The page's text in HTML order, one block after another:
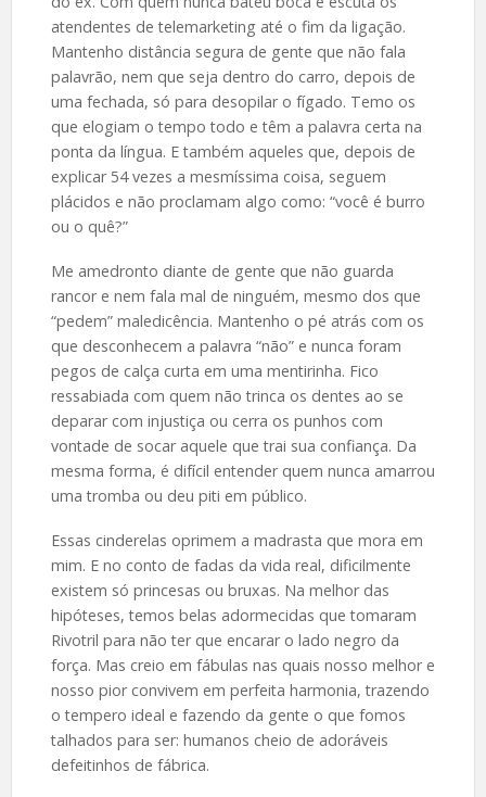
atendentes de telemarketing até o fim da ligação.
Mantenho distância segura de gente que não fala
palavrão, nem que seja dentro do carro, depois de
uma fechada, só para desopilar o fígado. Temo os
que elogiam o tempo todo e têm a palavra certa na
ponta da língua. E também aqueles que, depois de
explicar 54 vezes a mesmíssima coisa, seguem
plácidos e não proclamam algo como: “você é burro
ou o quê?”
Me amedronto diante de gente que não guarda
rancor e nem fala mal de ninguém, mesmo dos que
“pedem” maledicência. Mantenho o pé atrás com os
que desconhecem a palavra “não” e nunca foram
pegos de calça curta em uma mentirinha. Fico
ressabiada com quem não trinca os dentes ao se
deparar com injustiça ou cerra os punhos com
vontade de socar aquele que trai sua confiança. Da
mesma forma, é difícil entender quem nunca amarrou
uma tromba ou deu piti em público.
Essas cinderelas oprimem a madrasta que mora em
mim. E no conto de fadas da vida real, dificilmente
existem só princesas ou bruxas. Na melhor das
hipóteses, temos belas adormecidas que tomaram
Rivotril para não ter que encarar o lado negro da
força. Mas creio em fábulas nas quais nosso melhor e
nosso pior convivem em perfeita harmonia, trazendo
o tempero ideal e fazendo da gente o que fomos
talhados para ser: humanos cheio de adoráveis
defeitinhos de fábrica.